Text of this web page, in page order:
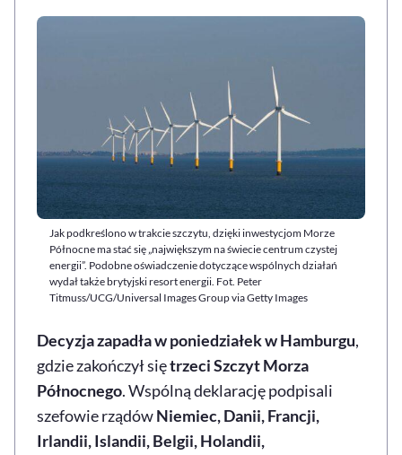
Jak podkreślono w trakcie szczytu, dzięki inwestycjom Morze
Północne ma stać się „największym na świecie centrum czystej
energii”. Podobne oświadczenie dotyczące wspólnych działań
wydał także brytyjski resort energii. Fot. Peter
Titmuss/UCG/Universal Images Group via Getty Images
Decyzja zapadła w poniedziałek w Hamburgu,
gdzie zakończył siętrzeci Szczyt Morza
Północnego. Wspólną deklarację podpisali
szefowie rządówNiemiec, Danii, Francji,
Irlandii, Islandii, Belgii, Holandii,